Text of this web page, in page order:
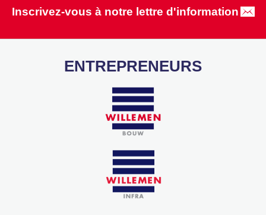
Inscrivez-vous à notre lettre d'information
ENTREPRENEURS